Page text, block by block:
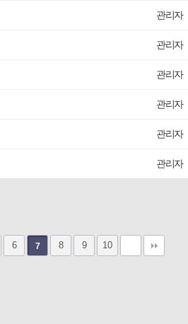
관리자
관리자
관리자
관리자
관리자
관리자
6 7 8 9 10